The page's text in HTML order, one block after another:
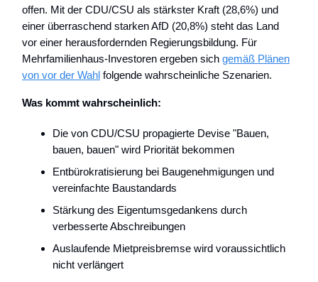
offen. Mit der CDU/CSU als stärkster Kraft (28,6%) und
einer überraschend starken AfD (20,8%) steht das Land
vor einer herausfordernden Regierungsbildung. Für
Mehrfamilienhaus-Investoren ergeben sich gemäß Plänen
von vor der Wahl folgende wahrscheinliche Szenarien.
Was kommt wahrscheinlich:
Die von CDU/CSU propagierte Devise "Bauen,
bauen, bauen" wird Priorität bekommen
Entbürokratisierung bei Baugenehmigungen und
vereinfachte Baustandards
Stärkung des Eigentumsgedankens durch
verbesserte Abschreibungen
Auslaufende Mietpreisbremse wird voraussichtlich
nicht verlängert